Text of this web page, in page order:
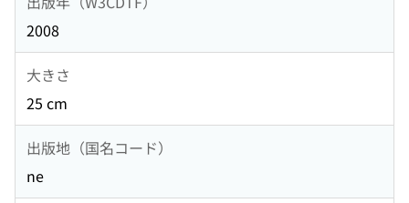
2008
大きさ
25 cm
出版地（国名コード）
ne